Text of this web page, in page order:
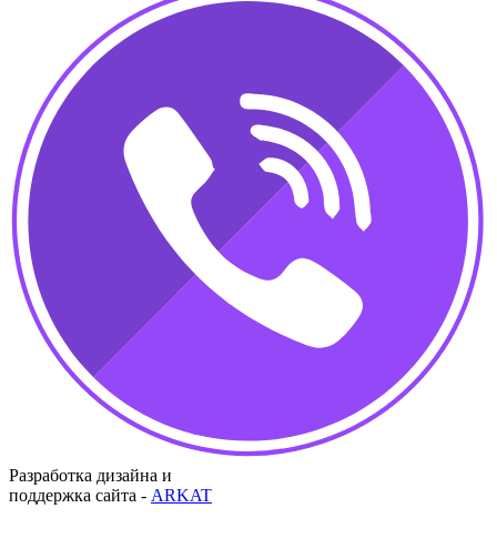
Разработка дизайна и
поддержка сайта - ARKAT